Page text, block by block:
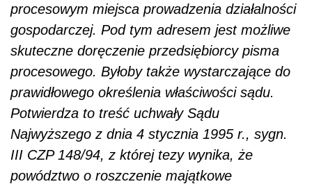
procesowym miejsca prowadzenia działalności
gospodarczej. Pod tym adresem jest możliwe
skuteczne doręczenie przedsiębiorcy pisma
procesowego. Byłoby także wystarczające do
prawidłowego określenia właściwości sądu.
Potwierdza to treść uchwały Sądu
Najwyższego z dnia 4 stycznia 1995 r., sygn.
III CZP 148/94, z której tezy wynika, że
powództwo o roszczenie majątkowe